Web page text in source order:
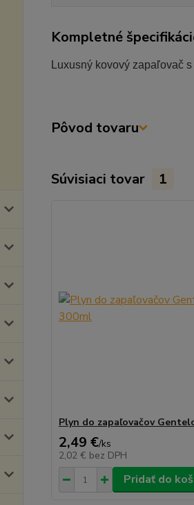
Kompletné
Luxusný kovový zapaľovač
Pôvod tovaru
Súvisiaci tovar 1
Plyn do zapaľovačov
2,49 €/ks
2,02 € bez DPH
Pridať do